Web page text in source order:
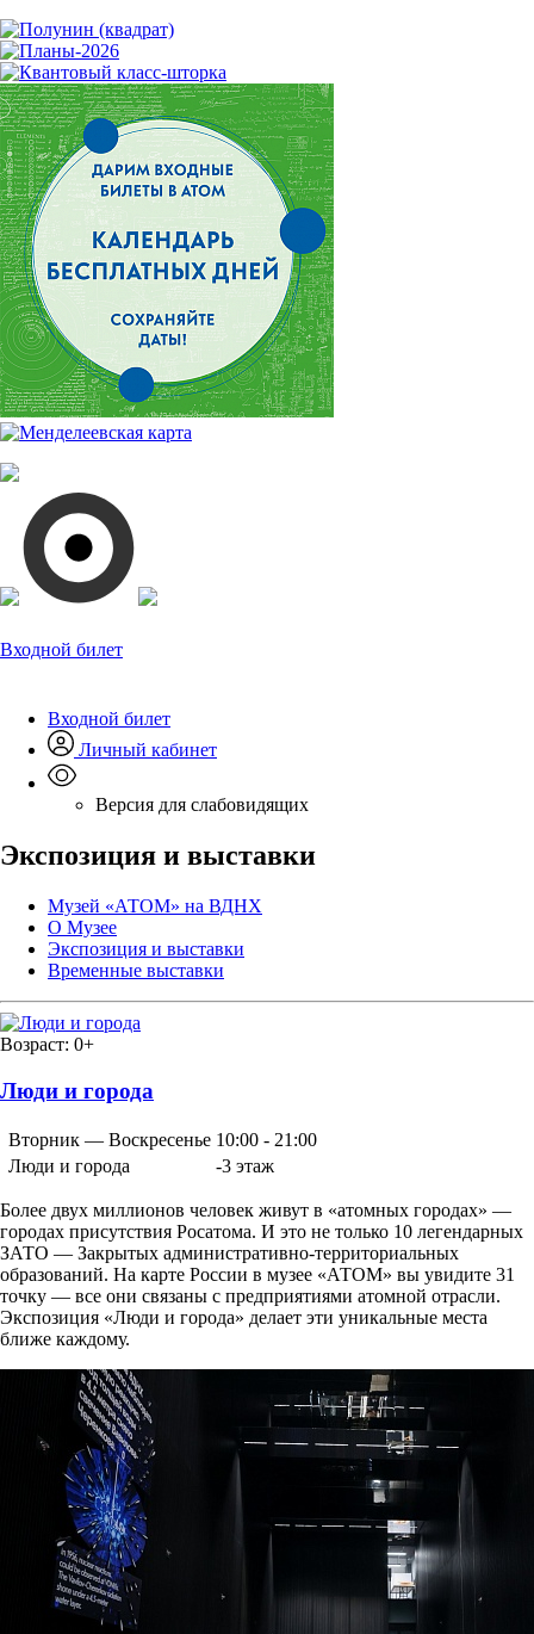
Входной билет
Входной билет
Личный кабинет
Версия для слабовидящих
Экспозиция и выставки
Музей «АТОМ» на ВДНХ
О Музее
Экспозиция и выставки
Временные выставки
Возраст: 0+
Люди и города
Вторник — Воскресенье 10:00 - 21:00
Люди и города
-3 этаж
Более двух миллионов человек живут в «атомных городах» —
городах присутствия Росатома. И это не только 10 легендарных
ЗАТО — Закрытых административно-территориальных
образований. На карте России в музее «АТОМ» вы увидите 31
точку — все они связаны с предприятиями атомной отрасли.
Экспозиция «Люди и города» делает эти уникальные места
ближе каждому.